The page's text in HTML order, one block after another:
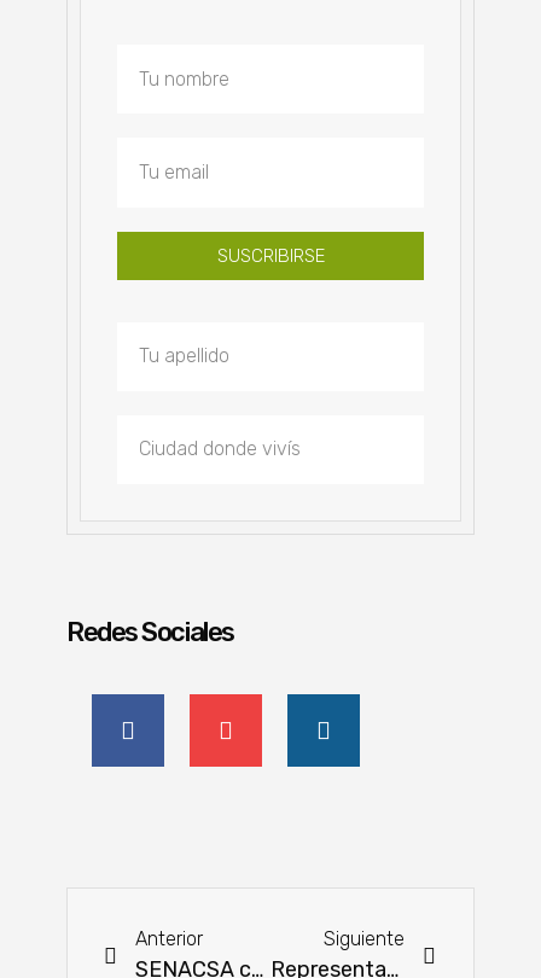
SUSCRIBIRSE
Redes Sociales
Anterior
SENACSA celebra 58 años fortaleciendo la sanidad animal
Siguiente
Representantes indígenas fortalecen sus capacidades de liderazgo y comunicación rumbo a la COP30